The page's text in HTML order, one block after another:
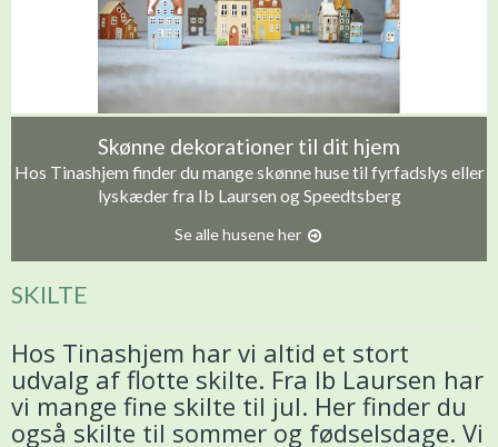
Skønne dekorationer til dit hjem
Hos Tinashjem finder du mange skønne huse til fyrfadslys eller
lyskæder fra Ib Laursen og Speedtsberg
Se alle husene her
SKILTE
Hos Tinashjem har vi altid et stort
udvalg af flotte skilte. Fra Ib Laursen har
vi mange fine skilte til jul. Her finder du
også skilte til sommer og fødselsdage. Vi